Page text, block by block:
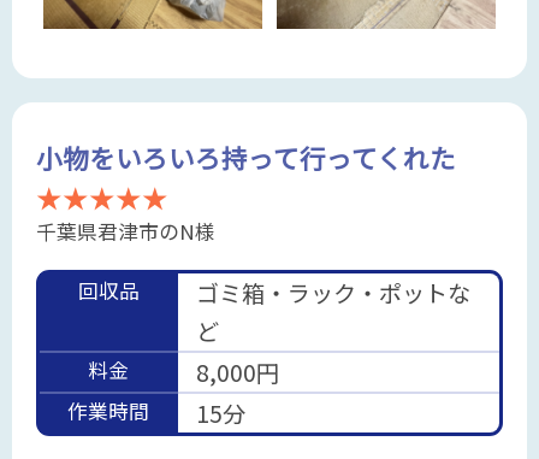
小物をいろいろ持って行ってくれた
★★★★★
千葉県君津市のN様
回収品
ゴミ箱・ラック・ポットな
ど
料金 8,000円
作業時間 15分